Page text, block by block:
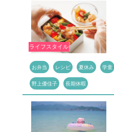
ライフスタイル
お弁当 レシピ 夏休み 学童
野上優佳子 長期休暇